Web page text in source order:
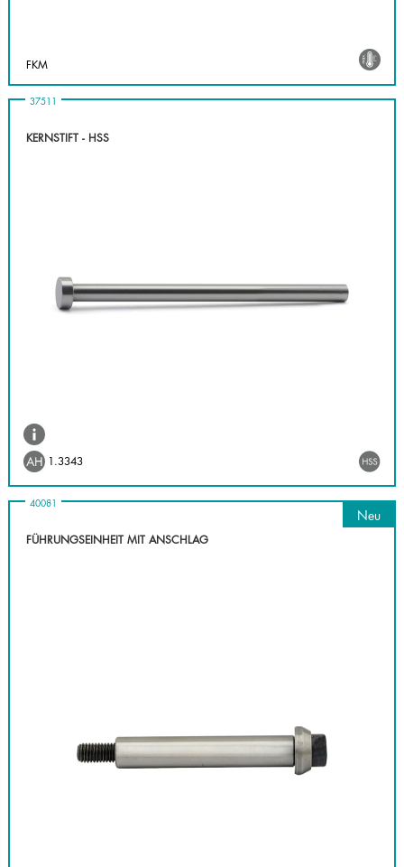
FKM
37511
1.3343
KERNSTIFT - HSS
40081
Neu
FÜHRUNGSEINHEIT MIT ANSCHLAG